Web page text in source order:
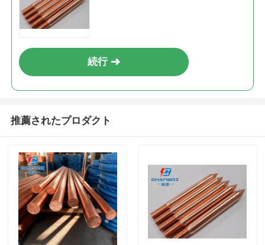
続行
推薦されたプロダクト